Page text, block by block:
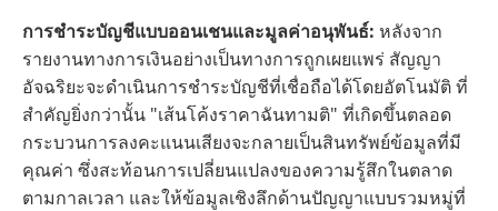
การชำระบัญชีแบบออนเชนและมูลค่าอนุพันธ์: หลังจาก
รายงานทางการเงินอย่างเป็นทางการถูกเผยแพร่ สัญญา
อัจฉริยะจะดำเนินการชำระบัญชีที่เชื่อถือได้โดยอัตโนมัติ ที่
สำคัญยิ่งกว่านั้น "เส้นโค้งราคาฉันทามติ" ที่เกิดขึ้นตลอด
กระบวนการลงคะแนนเสียงจะกลายเป็นสินทรัพย์ข้อมูลที่มี
คุณค่า ซึ่งสะท้อนการเปลี่ยนแปลงของความรู้สึกในตลาด
ตามกาลเวลา และให้ข้อมูลเชิงลึกด้านปัญญาแบบรวมหมู่ที่